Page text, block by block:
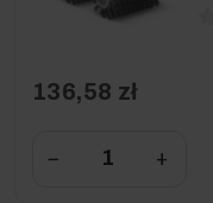
136,58 zł
− +